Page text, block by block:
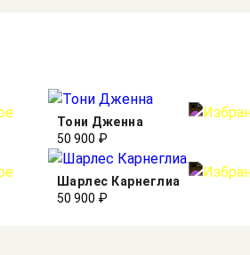
Тони Дженна
50 900 ₽
Шарлес Карнеглиа
50 900 ₽